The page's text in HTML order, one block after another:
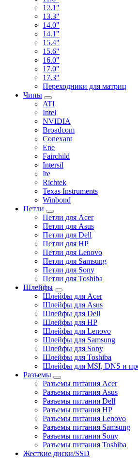
12.1"
13.3"
14.0"
14.1"
15.4"
15.6"
16.0"
17.0"
17.3"
Переходники для матриц
Чипы
ATI
Intel
NVIDIA
Broadcom
Conexant
Ene
Fairchild
Intersil
Ite
Richtek
Texas Instruments
Winbond
Петли
Петли для Acer
Петли для Asus
Петли для Dell
Петли для HP
Петли для Lenovo
Петли для Samsung
Петли для Sony
Петли для Toshiba
Шлейфы
Шлейфы для Acer
Шлейфы для Asus
Шлейфы для Dell
Шлейфы для HP
Шлейфы для Lenovo
Шлейфы для Samsung
Шлейфы для Sony
Шлейфы для Toshiba
Шлейфы для MSI, DNS и
Разъемы
Разъемы питания Acer
Разъемы питания Asus
Разъемы питания Dell
Разъемы питания HP
Разъемы питания Lenovo
Разъемы питания Samsung
Разъемы питания Sony
Разъемы питания Toshiba
Жесткие диски/SSD